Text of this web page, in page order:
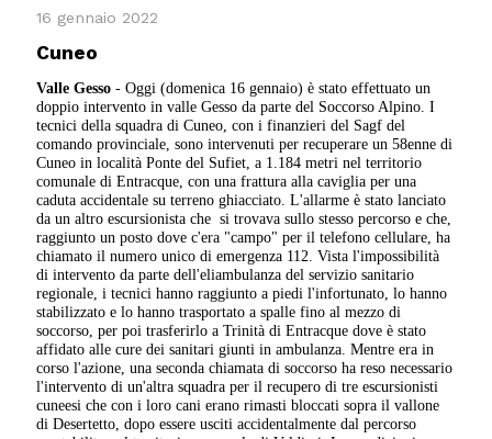
16 gennaio 2022
Cuneo
Valle Gesso - Oggi (domenica 16 gennaio) è stato effettuato un
doppio intervento in valle Gesso da parte del Soccorso Alpino. I
tecnici della squadra di Cuneo, con i finanzieri del Sagf del
comando provinciale, sono intervenuti per recuperare un 58enne di
Cuneo in località Ponte del Sufiet, a 1.184 metri nel territorio
comunale di Entracque, con una frattura alla caviglia per una
caduta accidentale su terreno ghiacciato. L'allarme è stato lanciato
da un altro escursionista che si trovava sullo stesso percorso e che,
raggiunto un posto dove c'era "campo" per il telefono cellulare, ha
chiamato il numero unico di emergenza 112. Vista l'impossibilità
di intervento da parte dell'eliambulanza del servizio sanitario
regionale, i tecnici hanno raggiunto a piedi l'infortunato, lo hanno
stabilizzato e lo hanno trasportato a spalle fino al mezzo di
soccorso, per poi trasferirlo a Trinità di Entracque dove è stato
affidato alle cure dei sanitari giunti in ambulanza. Mentre era in
corso l'azione, una seconda chiamata di soccorso ha reso necessario
l'intervento di un'altra squadra per il recupero di tre escursionisti
cuneesi che con i loro cani erano rimasti bloccati sopra il vallone
di Desertetto, dopo essere usciti accidentalmente dal percorso